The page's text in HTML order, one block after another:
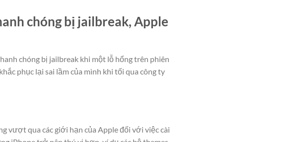
chóng bị jailbreak, Apple
chóng bị jailbreak khi một lỗ hổng trên phiên
phục lại sai lầm của mình khi tối qua công ty
vượt qua các giới hạn của Apple đối với việc cài